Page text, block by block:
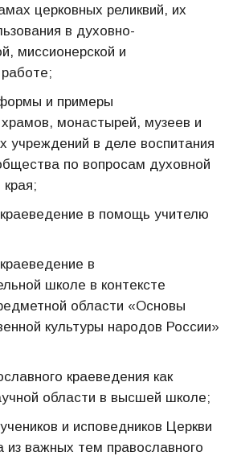
церковных реликвий, их
в духовно-
миссионерской и
и примеры
храмов, монастырей, музеев и
учреждений в деле воспитания
по вопросам духовной
края;
в помощь учителю
в
школе в контексте
области «Основы
культуры народов России»
краеведения как
области в высшей школе;
и исповедников Церкви
из важных тем православного